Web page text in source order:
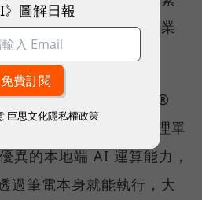
得更高效，並能確保商業
AI+ 搭載最新的 Intel®
，擁有強大的神經處理單
異的本地端 AI 運算能力，
過筆電本身就能執行，大
圖解日報
巨思文化隱私權政策